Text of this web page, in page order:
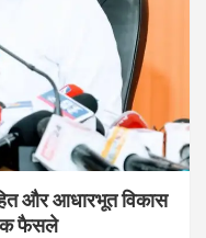
और आधारभूत विकास
फैसले